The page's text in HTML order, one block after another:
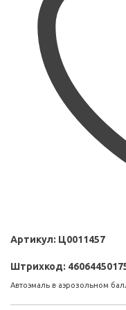
Артикул: Ц0011457
Штрихкод:
Автоэмаль в аэрозольном